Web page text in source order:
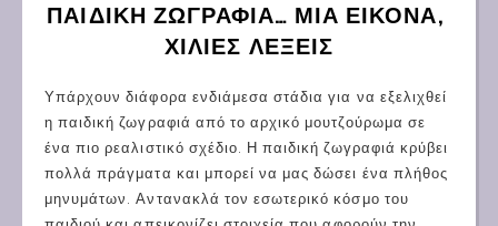
ΠΑΙΔΙΚΉ ΖΩΓΡΑΦΙΆ… ΜΙΑ ΕΙΚΌΝΑ,
ΧΊΛΙΕΣ ΛΈΞΕΙΣ
Υπάρχουν διάφορα ενδιάμεσα στάδια για να εξελιχθεί
η παιδική ζωγραφιά από το αρχικό μουτζούρωμα σε
ένα πιο ρεαλιστικό σχέδιο. Η παιδική ζωγραφιά κρύβει
πολλά πράγματα και μπορεί να μας δώσει ένα πλήθος
μηνυμάτων. Αντανακλά τον εσωτερικό κόσμο του